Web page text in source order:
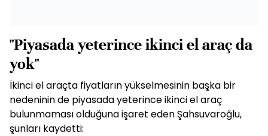
"Piyasada yeterince ikinci el araç da
yok"
İkinci el araçta fiyatların yükselmesinin başka bir
nedeninin de piyasada yeterince ikinci el araç
bulunmaması olduğuna işaret eden Şahsuvaroğlu,
şunları kaydetti: